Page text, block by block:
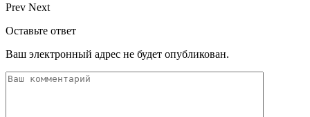
Prev Next
Оставьте ответ
Ваш электронный адрес не будет опубликован.